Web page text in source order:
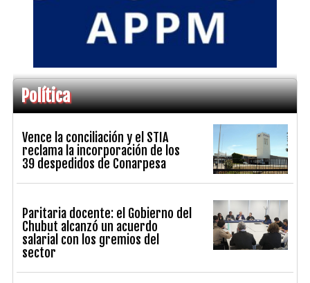
Política
Vence la conciliación y el STIA
reclama la incorporación de los
39 despedidos de Conarpesa
Paritaria docente: el Gobierno del
Chubut alcanzó un acuerdo
salarial con los gremios del
sector